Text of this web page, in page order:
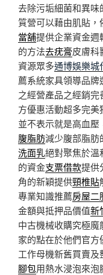
去除污垢細菌和異
質營可以藉由肌貼
當舖提供企業資金週
的方法去疣膏皮膚科
資源眾多通博娛樂城
薦系統家具領導品牌
之經營產品之經銷
方優惠活動超多完
並不表示就是高血
腹脂肪減少腹部脂肪
洗面乳絕對聚焦於溫
的資金支票借款提供
角的新穎提供頸椎貼
專業知識推薦房屋二
金額與抵押品價值新
中古機械收購究極魔
家的點在於他們官
工作母機新舊買賣
腳包用熱水浸泡來